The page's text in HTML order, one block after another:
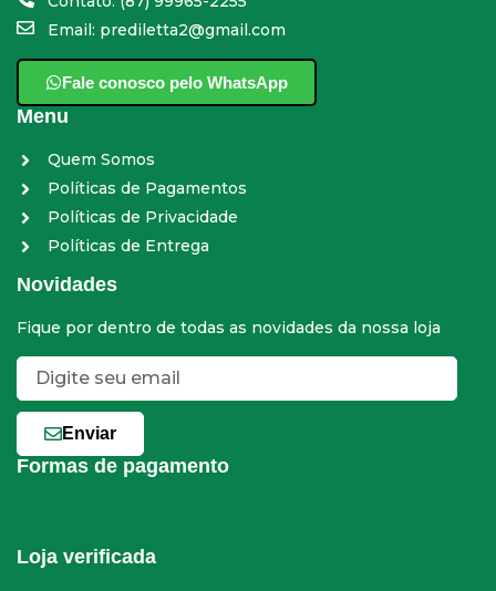
Email: prediletta2@gmail.com
Fale conosco pelo WhatsApp
Menu
Quem Somos
Políticas de Pagamentos
Políticas de Privacidade
Políticas de Entrega
Novidades
Fique por dentro de todas as novidades da nossa loja
Enviar
Formas de pagamento
Loja verificada